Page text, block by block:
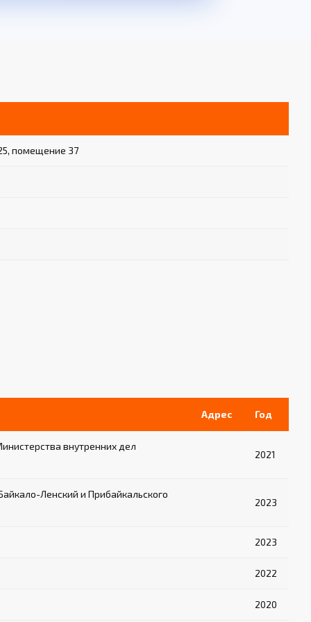
помещение 37
Адрес Год
внутренних дел
2021
Ленский и Прибайкальского
2023
2023
2022
2020